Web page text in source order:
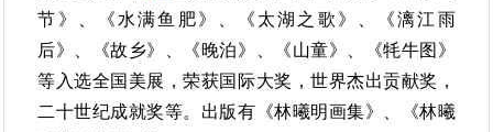
节》、《水满鱼肥》、《太湖之歌》、《漓江雨
后》、《故乡》、《晚泊》、《山童》、《牦牛图》
等入选全国美展，荣获国际大奖，世界杰出贡献奖，
二十世纪成就奖等。出版有《林曦明画集》、《林曦